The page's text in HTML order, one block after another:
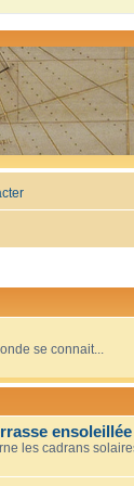
se connait...
ensoleillée
les cadrans